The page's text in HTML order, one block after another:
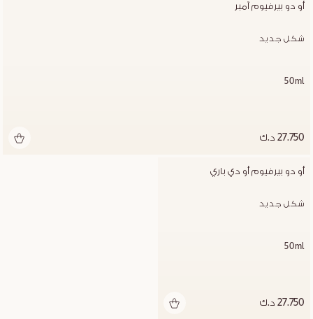
أو دو بيرفيوم آمبر
شكل جديد
50ml
27.750 د.ك
أو دو بيرفيوم أو دي باري
شكل جديد
50ml
27.750 د.ك